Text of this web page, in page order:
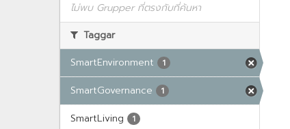
ไม่พบ Grupper ที่ตรงกับที่ค้นหา
Taggar
SmartEnvironment
1
SmartGovernance 1
SmartLiving 1